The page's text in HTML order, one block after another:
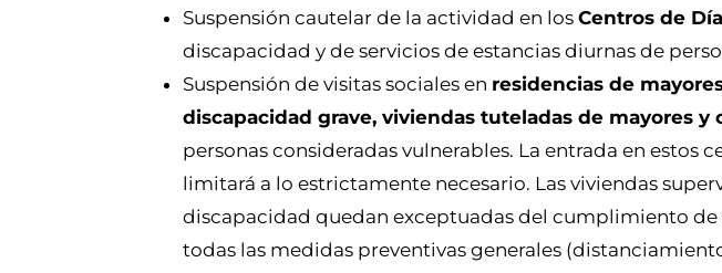
Suspensión cautelar de la actividad en los Centros de Día
discapacidad y de servicios de estancias diurnas de
Suspensión de visitas sociales en residencias de
discapacidad grave, viviendas tuteladas de mayores y
personas consideradas vulnerables. La entrada en estos
limitará a lo estrictamente necesario. Las viviendas
discapacidad quedan exceptuadas del cumplimiento de
todas las medidas preventivas generales